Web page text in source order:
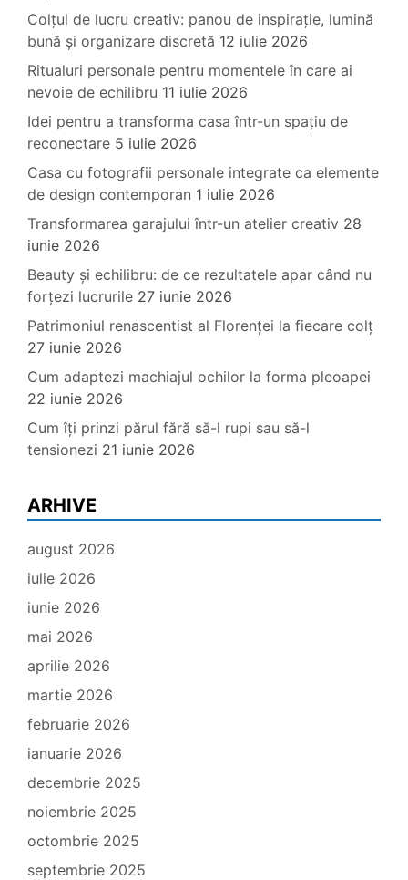
Colțul de lucru creativ: panou de inspirație, lumină
bună și organizare discretă 12 iulie 2026
Ritualuri personale pentru momentele în care ai
nevoie de echilibru 11 iulie 2026
Idei pentru a transforma casa într-un spațiu de
reconectare 5 iulie 2026
Casa cu fotografii personale integrate ca elemente
de design contemporan 1 iulie 2026
Transformarea garajului într-un atelier creativ 28
iunie 2026
Beauty și echilibru: de ce rezultatele apar când nu
forțezi lucrurile 27 iunie 2026
Patrimoniul renascentist al Florenței la fiecare colț
27 iunie 2026
Cum adaptezi machiajul ochilor la forma pleoapei
22 iunie 2026
Cum îți prinzi părul fără să-l rupi sau să-l
tensionezi 21 iunie 2026
ARHIVE
august 2026
iulie 2026
iunie 2026
mai 2026
aprilie 2026
martie 2026
februarie 2026
ianuarie 2026
decembrie 2025
noiembrie 2025
octombrie 2025
septembrie 2025